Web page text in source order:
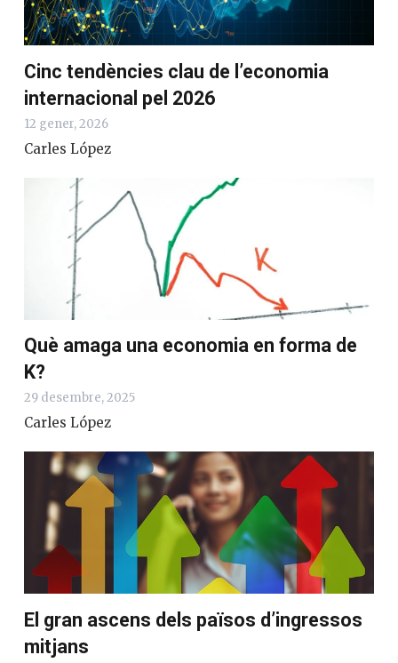
Cinc tendències clau de l’economia
internacional pel 2026
12 gener, 2026
Carles López
Què amaga una economia en forma de
K?
29 desembre, 2025
Carles López
El gran ascens dels països d’ingressos
mitjans